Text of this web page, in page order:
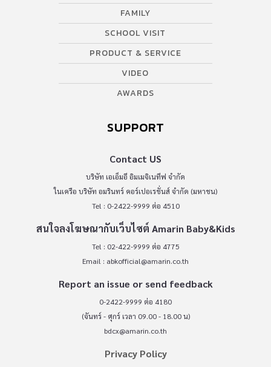
FAMILY
SCHOOL VISIT
PRODUCT & SERVICE
VIDEO
AWARDS
SUPPORT
Contact US
บริษัท เอเอ็มอี อิมเมจิเนทีฟ จำกัด
ในเครือ บริษัท อมรินทร์ คอร์เปอเรชั่นส์ จำกัด (มหาชน)
Tel : 0-2422-9999 ต่อ 4510
สนใจลงโฆษณากับเว็บไซต์ Amarin Baby&Kids
Tel : 02-422-9999 ต่อ 4775
Email : abkofficial@amarin.co.th
Report an issue or send feedback
0-2422-9999 ต่อ 4180
(จันทร์ - ศุกร์ เวลา 09.00 - 18.00 น)
bdcx@amarin.co.th
Privacy Policy